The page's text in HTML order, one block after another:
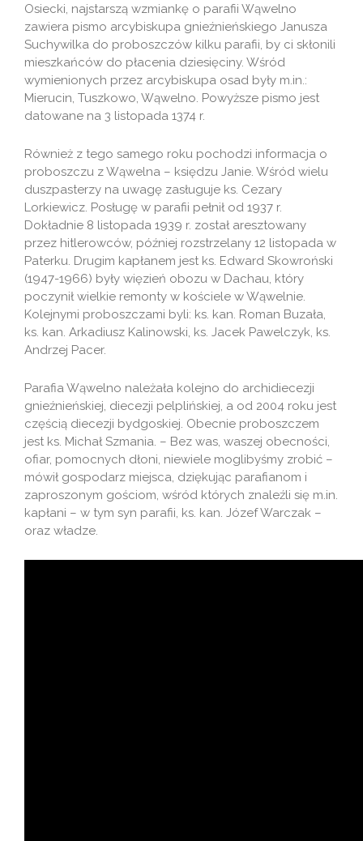
Osiecki, najstarszą wzmiankę o parafii Wąwelno
zawiera pismo arcybiskupa gnieźnieńskiego Janusza
Suchywilka do proboszczów kilku parafii, by ci skłonili
mieszkańców do płacenia dziesięciny. Wśród
wymienionych przez arcybiskupa osad były m.in.:
Mierucin, Tuszkowo, Wąwelno. Powyższe pismo jest
datowane na 3 listopada 1374 r.
Również z tego samego roku pochodzi informacja o
proboszczu z Wąwelna – księdzu Janie. Wśród wielu
duszpasterzy na uwagę zasługuje ks. Cezary
Lorkiewicz. Posługę w parafii pełnił od 1937 r.
Dokładnie 8 listopada 1939 r. został aresztowany
przez hitlerowców, później rozstrzelany 12 listopada w
Paterku. Drugim kapłanem jest ks. Edward Skowroński
(1947-1966) były więzień obozu w Dachau, który
poczynił wielkie remonty w kościele w Wąwelnie.
Kolejnymi proboszczami byli: ks. kan. Roman Buzała,
ks. kan. Arkadiusz Kalinowski, ks. Jacek Pawelczyk, ks.
Andrzej Pacer.
Parafia Wąwelno należała kolejno do archidiecezji
gnieźnieńskiej, diecezji pelplińskiej, a od 2004 roku jest
częścią diecezji bydgoskiej. Obecnie proboszczem
jest ks. Michał Szmania. – Bez was, waszej obecności,
ofiar, pomocnych dłoni, niewiele moglibyśmy zrobić –
mówił gospodarz miejsca, dziękując parafianom i
zaproszonym gościom, wśród których znaleźli się m.in.
kapłani – w tym syn parafii, ks. kan. Józef Warczak –
oraz władze.